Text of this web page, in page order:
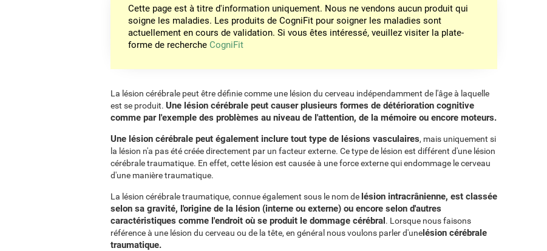
Cette page est à titre d'information uniquement. Nous ne vendons aucun produit qui
soigne les maladies. Les produits de CogniFit pour soigner les maladies sont
actuellement en cours de validation. Si vous êtes intéressé, veuillez visiter la plate-
forme de recherche CogniFit
La lésion cérébrale peut être définie comme une lésion du cerveau indépendamment de l'âge à laquelle
est se produit. Une lésion cérébrale peut causer plusieurs formes de détérioration cognitive
comme par l'exemple des problèmes au niveau de l'attention, de la mémoire ou encore moteurs.
Une lésion cérébrale peut également inclure tout type de lésions vasculaires, mais uniquement si
la lésion n'a pas été créée directement par un facteur externe. Ce type de lésion est différent d'une lésion
cérébrale traumatique. En effet, cette lésion est causée à une force externe qui endommage le cerveau
d'une manière traumatique.
La lésion cérébrale traumatique, connue également sous le nom de lésion intracrânienne, est classée
selon sa gravité, l'origine de la lésion (interne ou externe) ou encore selon d'autres
caractéristiques comme l'endroit où se produit le dommage cérébral. Lorsque nous faisons
référence à une lésion du cerveau ou de la tête, en général nous voulons parler d'unelésion cérébrale
traumatique.